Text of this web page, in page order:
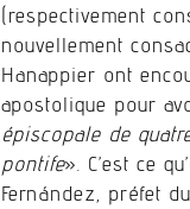
(respectivement
nouvellement
Hanappier ont
apostolique pour
épiscopale de
pontife». C’est ce
Fernández, préfet